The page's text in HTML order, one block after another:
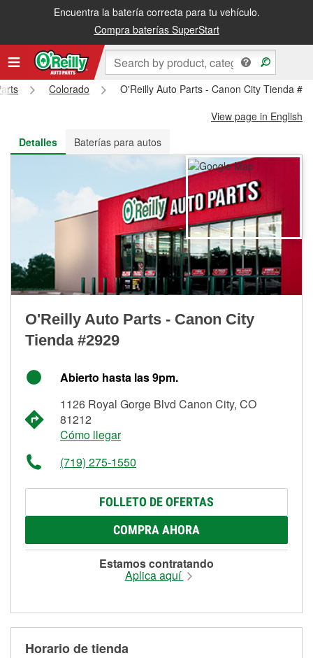
Encuentra la batería correcta para tu vehículo.
Compra baterías SuperStart
Recibe tu orden gratis al día siguiente o recógela en la tienda
Colorado
O'Reilly Auto Parts - Canon City Tienda
View page in English
Detalles
Baterías para autos
O'Reilly Auto Parts - Canon City
Tienda #2929
Abierto hasta las 9pm.
1126 Royal Gorge Blvd Canon City, CO
81212
Cómo llegar
(719) 275-1550
FOLLETO DE OFERTAS
COMPRA AHORA
Estamos contratando
Aplica aquí
Horario de tienda